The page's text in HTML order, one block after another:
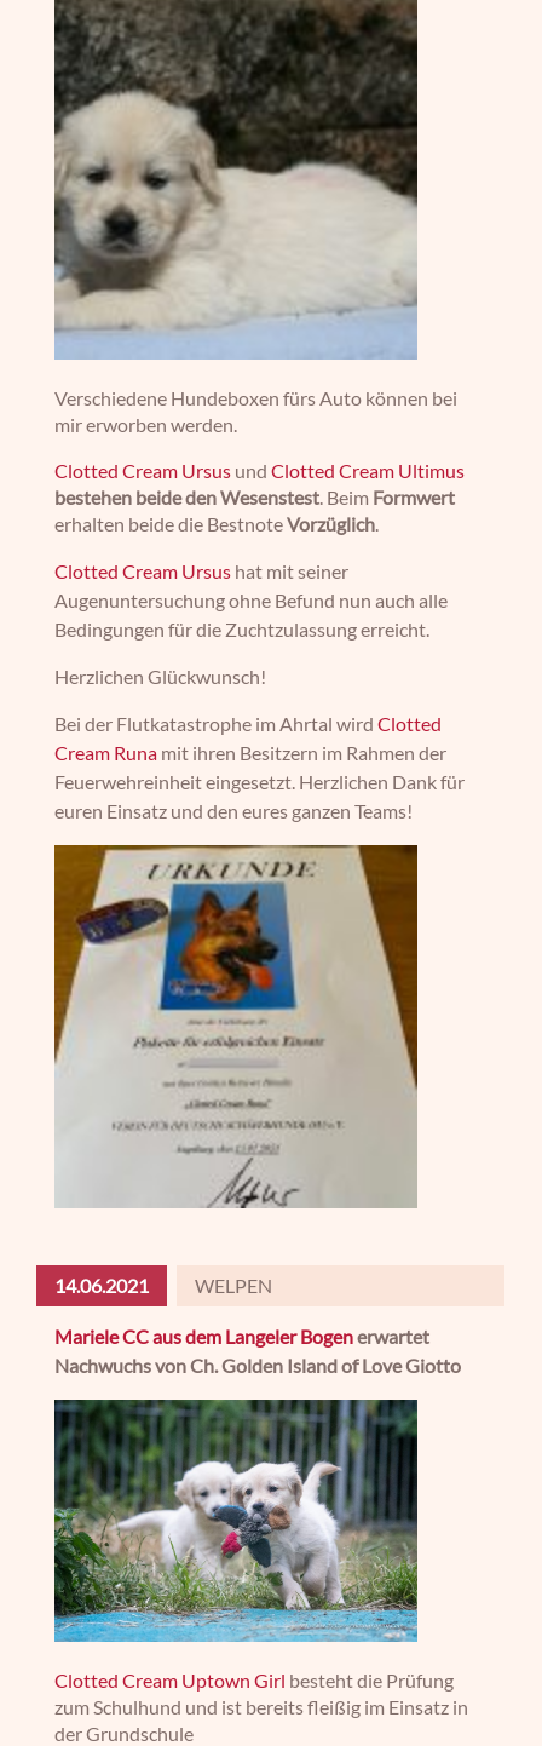
Verschiedene Hundeboxen fürs Auto können bei
mir erworben werden.
Clotted Cream Ursus undClotted Cream Ultimus
bestehen beide den Wesenstest . Beim Formwert
erhalten beide die BestnoteVorzüglich
Clotted Cream Ursus hat mit seiner
Augenuntersuchung ohne Befund nun auch alle
Bedingungen für die Zuchtzulassung erreicht.
Herzlichen Glückwunsch!
Bei der Flutkatastrophe im Ahrtal wirdClotted
Cream Runa mit ihren Besitzern im Rahmen der
Feuerwehreinheit eingesetzt. Herzlichen Dank für
euren Einsatz und den eures ganzen Teams!
14.06.2021 WELPEN
Mariele CC aus dem Langeler Bogenerwartet
Nachwuchs von Ch. Golden Island of Love Giotto
Clotted Cream Uptown Girl besteht die Prüfung
zum Schulhund und ist bereits fleißig im Einsatz in
der Grundschule